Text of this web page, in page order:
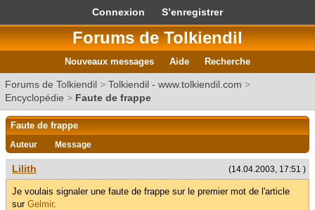
Connexion S’enregistrer
Forums de Tolkiendil
Nouveaux messages Aide Recherche
Forums de Tolkiendil > Tolkiendil - www.tolkiendil.com >
Encyclopédie > Faute de frappe
Faute de frappe
Auteur Message
(14.04.2003, 17:51 )
Lilith
Je voulais signaler une faute de frappe sur le premier mot de l'article
sur Gelmir.